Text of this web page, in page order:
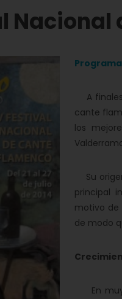
Nacional
Programa
A finales
cante
los
Su
principal
motivo de
de modo
En muy